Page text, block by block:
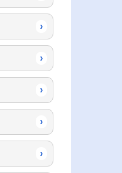
›
›
›
›
›